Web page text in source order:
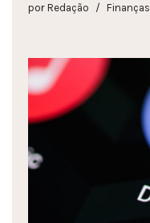
por Redação Finanças